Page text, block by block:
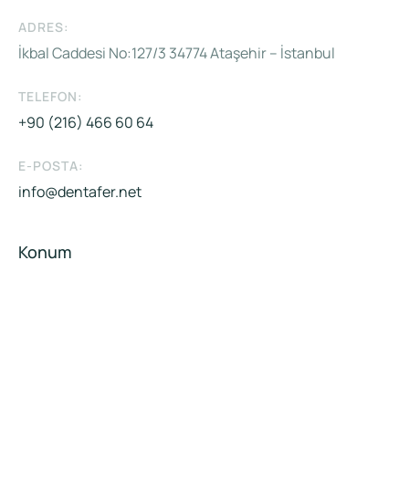
ADRES:
İkbal Caddesi No:127/3 34774 Ataşehir – İstanbul
TELEFON:
+90 (216) 466 60 64
E-POSTA:
info@dentafer.net
Konum